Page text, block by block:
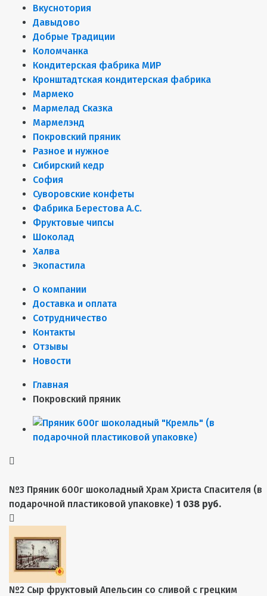
Вкуснотория
Давыдово
Добрые Традиции
Коломчанка
Кондитерская фабрика МИР
Кронштадтская кондитерская фабрика
Мармеко
Мармелад Сказка
Мармелэнд
Покровский пряник
Разное и нужное
Сибирский кедр
София
Суворовские конфеты
Фабрика Берестова А.С.
Фруктовые чипсы
Шоколад
Халва
Экопастила
О компании
Доставка и оплата
Сотрудничество
Контакты
Отзывы
Новости
Главная
Покровский пряник
№3 Пряник 600г шоколадный Храм Христа Спасителя (в
подарочной пластиковой упаковке) 1 038 руб.
№2 Сыр фруктовый Апельсин со сливой с грецким